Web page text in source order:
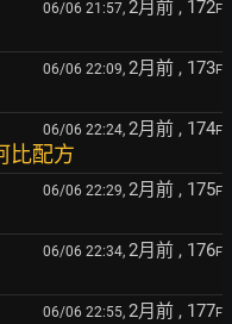
06/06 21:57, 2月前 , 172F
06/06 22:09, 2月前 , 173F
06/06 22:24, 2月前 , 174F
比配方
06/06 22:29, 2月前 , 175F
06/06 22:34, 2月前 , 176F
06/06 22:55, 2月前 , 177F